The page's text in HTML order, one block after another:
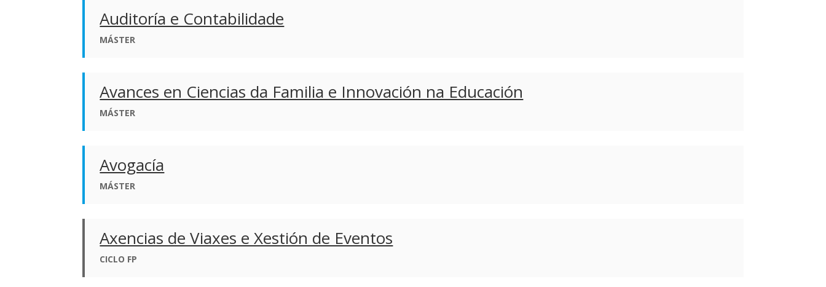
Auditoría e Contabilidade
MÁSTER
Avances en Ciencias da Familia e Innovación na Educación
MÁSTER
Avogacía
MÁSTER
Axencias de Viaxes e Xestión de Eventos
CICLO FP